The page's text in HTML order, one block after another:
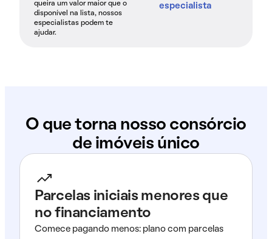
queira um valor maior que o
disponível na lista, nossos
especialistas podem te
ajudar.
especialista
O que torna nosso consórcio
de imóveis único
Parcelas iniciais menores que
no financiamento
Comece pagando menos: plano com parcelas